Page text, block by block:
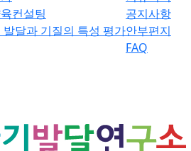
컨설팅
발달과 기질의 특성 평가
공지사항
안부편지
FAQ